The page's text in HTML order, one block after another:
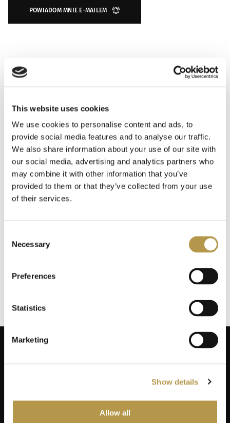
This website uses cookies
We use cookies to personalise content and ads, to
provide social media features and to analyse our traffic.
We also share information about your use of our site with
our social media, advertising and analytics partners who
may combine it with other information that you’ve
provided to them or that they’ve collected from your use
of their services.
Selection
Necessary
Preferences
Statistics
Marketing
Show details
Allow all
POWIADOM MNIE E-MAILEM
NUTY ZAPACHOWE
INFORMACJE O PRODUKCIE
DODATKOWE INFORMACJE